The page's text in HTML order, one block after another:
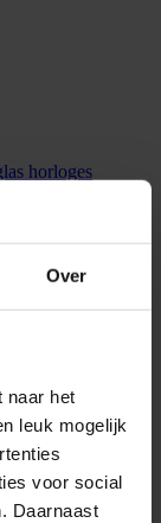
Over
naar het
leuk mogelijk
voor social
Daarnaast
horloges